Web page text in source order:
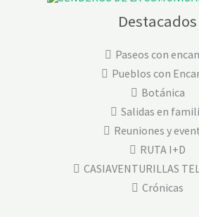
Destacados
Paseos con
Pueblos con
Botánica
Salidas en
Reuniones y
RUTA I+D
CASIAVENTURILLAS
Crónicas